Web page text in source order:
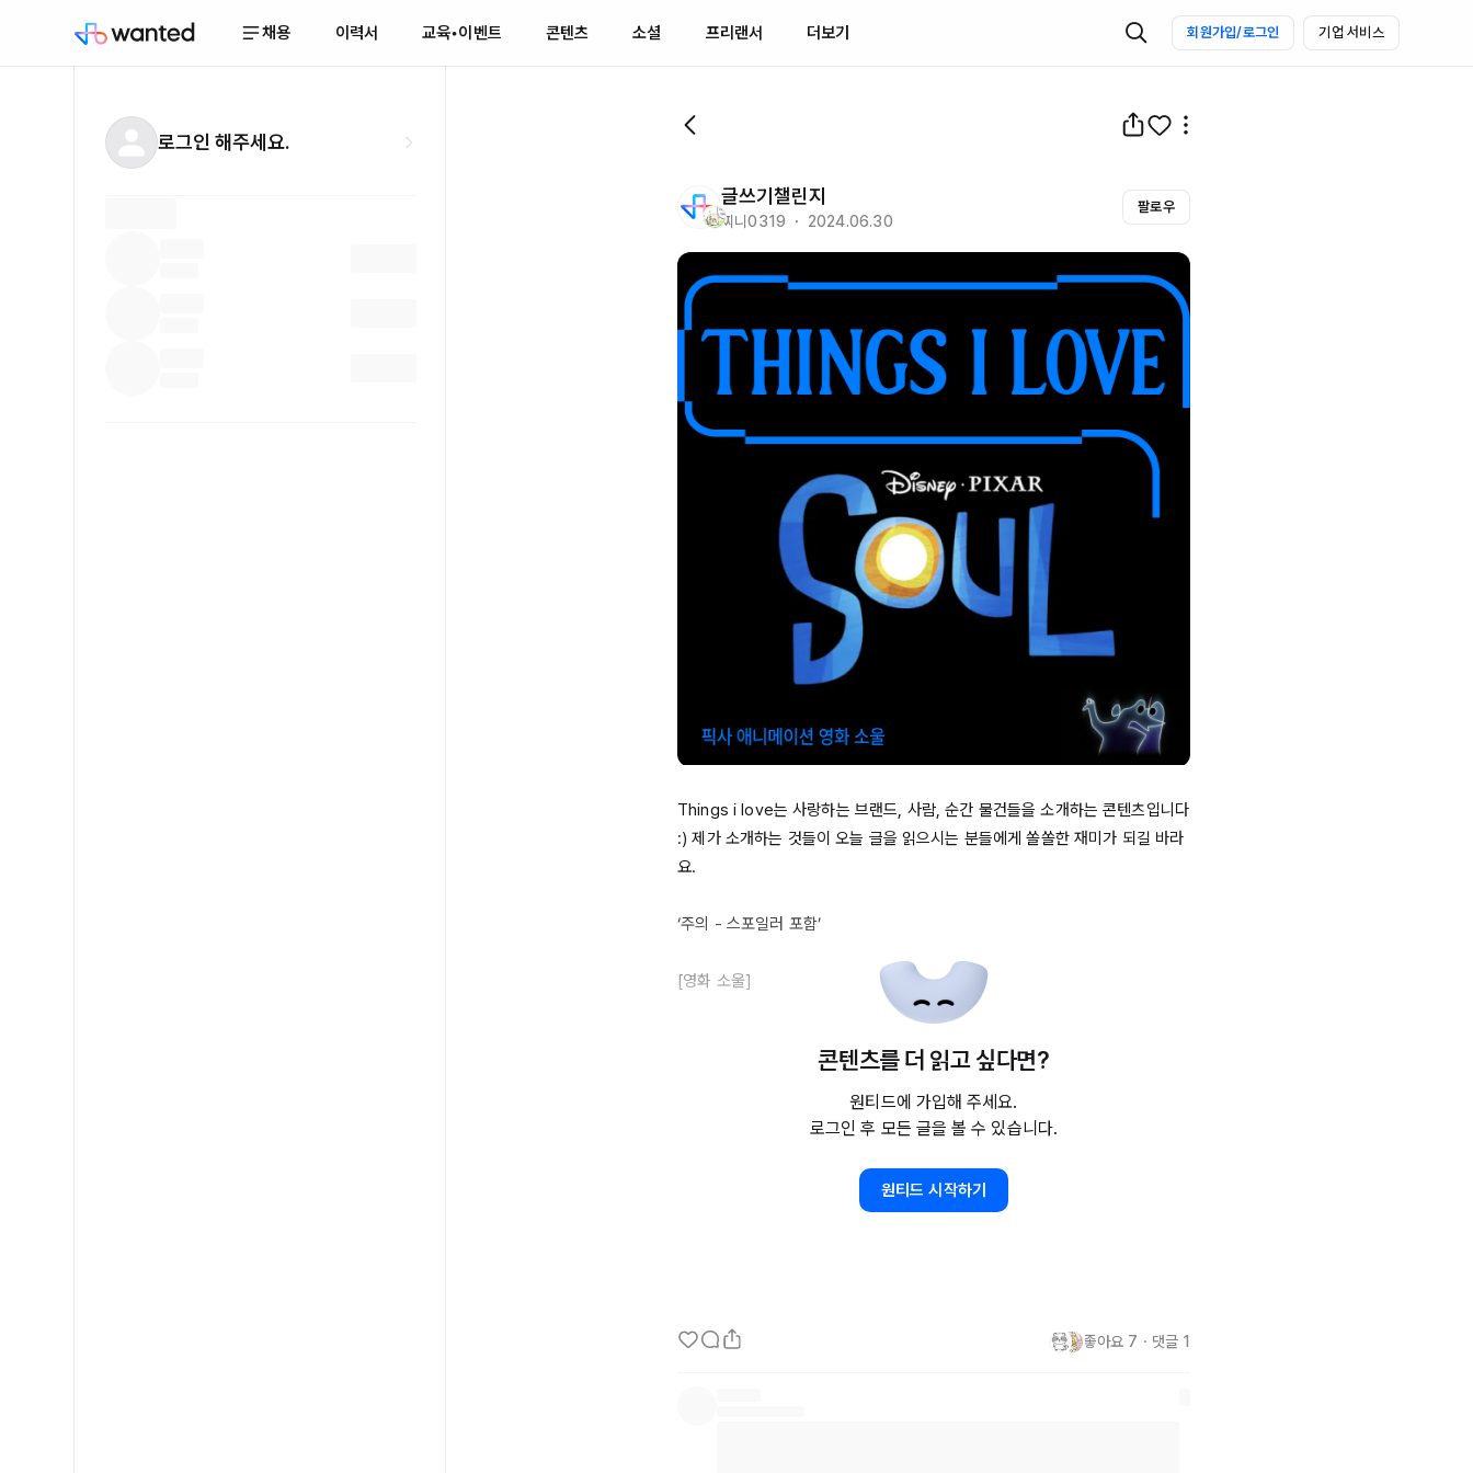
채용 이력서 교육•이벤트 콘텐츠 소셜 프리랜서 더보기 회원가입/로그인 기업 서비스
로그인 해주세요.
글쓰기챌린지
찌니0319 ・ 2024.06.30
팔로우
Things i love는 사랑하는 브랜드, 사람, 순간 물건들을 소개하는 콘텐츠입니다
:) 제가 소개하는 것들이 오늘 글을 읽으시는 분들에게 쏠쏠한 재미가 되길 바라
요.
‘주의 - 스포일러 포함’
[영화 소울]
게 봤어요! 그러면서 자연스럽게 현) 픽사 애니메이션 스튜디오
터 감독의 연출작을 좋아하는 걸 알게 되어 버렸죠…(어느 순간 나 저 사람 좋아
특히 소울의 경우 영화를 보면서 어른들을 위한 동화라고 느껴졌어요. 아이들도
재밌어할 요소가 있겠지만 이 모든 스토리의 타깃은 어른이라고 느껴졌거든요.
그리던 최고의 밴드와 재즈 클럽에 연주하게 된 그날, 예기치 못한 사고로 영혼
콘텐츠를 더 읽고 싶다면?
원티드에 가입해 주세요.
로그인 후 모든 글을 볼 수 있습니다.
원티드 시작하기
좋아요 7 ・ 댓글 1